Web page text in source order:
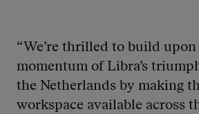
“We’re thrilled to build upon
momentum of Libra’s
the Netherlands by making
workspace available across